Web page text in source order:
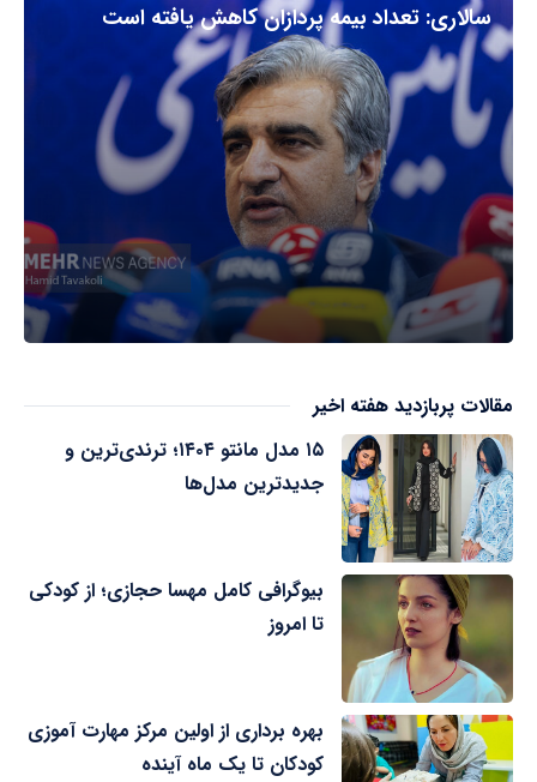
سالاری: تعداد بیمه پردازان کاهش یافته است
مقالات پربازدید هفته اخیر
۱۵ مدل مانتو ۱۴۰۴؛ ترندی‌ترین و
جدیدترین مدل‌ها
بیوگرافی کامل مهسا حجازی؛ از کودکی
تا امروز
بهره برداری از اولین مرکز مهارت آموزی
کودکان تا یک ماه آینده